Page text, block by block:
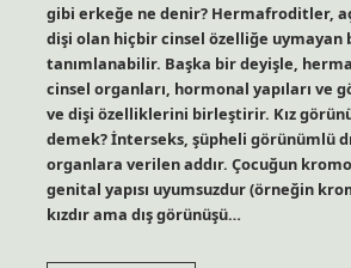
gibi erkeğe ne denir? Hermafroditler,
dişi olan hiçbir cinsel özelliğe
tanımlanabilir. Başka bir deyişle,
cinsel organları, hormonal yapıları ve
ve dişi özelliklerini birleştirir. Kız
demek? İnterseks, şüpheli görünümlü
organlara verilen addır. Çocuğun
genital yapısı uyumsuzdur (örneğin
kızdır ama dış görünüşü…